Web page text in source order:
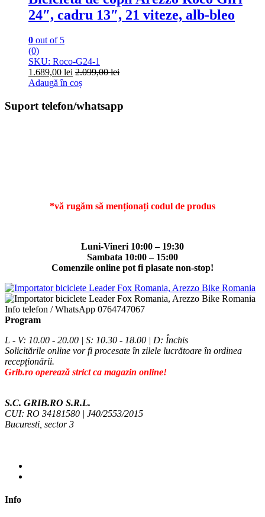
24″, cadru 13″, 21 viteze, alb-bleo
0 out of 5
(0)
SKU: Roco-G24-1
1.689,00 lei 2.099,00lei
Adaugă în coș
Suport telefon/whatsapp
*vă rugăm să menționați codul de produs
Luni-Vineri 10:00 – 19:30
Sambata 10:00 – 15:00
Comenzile online pot fi plasate non-stop!
Info telefon / WhatsApp 0764747067
Program
L - V: 10.00 - 20.00 | S: 10.30 - 18.00 | D: Închis
Solicitările online vor fi procesate în zilele lucrătoare în ordinea
recepționării.
Grib.ro operează strict ca magazin online!
S.C. GRIB.RO S.R.L.
CUI: RO 34181580 | J40/2553/2015
Bucuresti, sector 3
Info